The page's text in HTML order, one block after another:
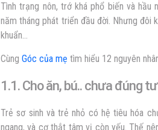
Tình trạng nôn, trớ khá phổ biến và
năm tháng phát triển đầu đời. Nhưng đôi
khuẩn…
Cùng Góc của mẹ tìm hiểu 12 nguyên
1.1. Cho ăn, bú.. chưa đúng
Trẻ sơ sinh và trẻ nhỏ có hệ tiêu hóa
ngang, và cơ thắt tâm vị còn yếu. Thế